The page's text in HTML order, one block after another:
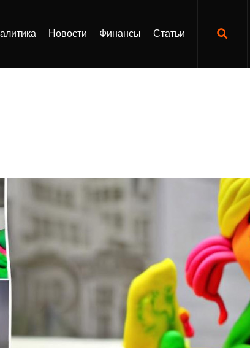
Новости Финансы Статьи